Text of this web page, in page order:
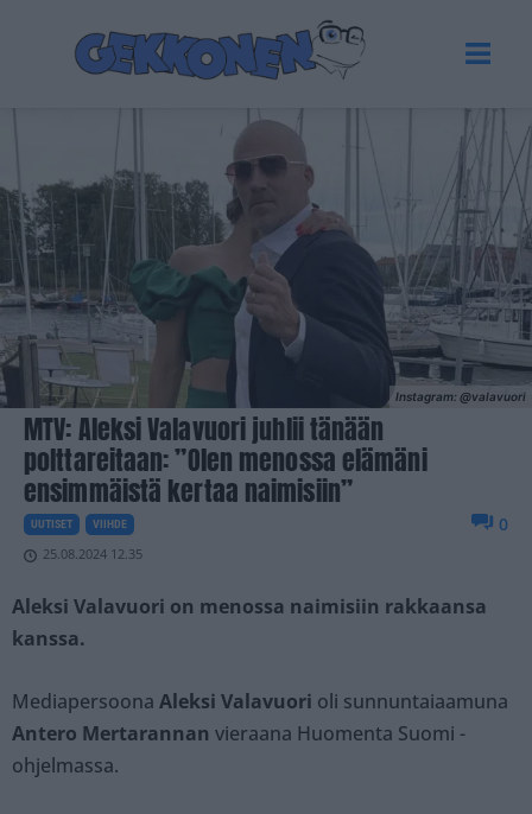
Instagram: @valavuori
MTV: Aleksi Valavuori juhlii tänään
polttareitaan: ”Olen menossa elämäni
ensimmäistä kertaa naimisiin”
UUTISET VIIHDE
25.08.2024 12.35
0
Aleksi Valavuori on menossa naimisiin rakkaansa
kanssa.
Mediapersoona Aleksi Valavuori oli sunnuntaiaamuna
Antero Mertarannan vieraana Huomenta Suomi -
ohjelmassa.